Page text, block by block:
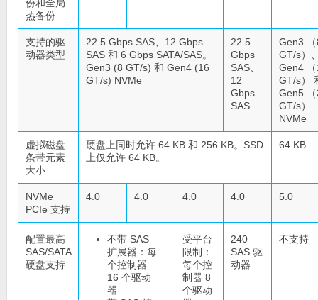
份和全局
热备份
支持的驱
动器类型
22.5 Gbps SAS、12 Gbps
SAS 和 6 Gbps SATA/SAS。
Gen3 (8 GT/s) 和 Gen4 (16
GT/s) NVMe
22.5
Gbps
SAS、
12
Gbps
SAS
Gen3
GT/s）
Gen4
GT/s）
Gen5
GT/s）
NVMe
虚拟磁盘
条带元素
大小
硬盘上同时允许 64 KB 和 256 KB。SSD
上仅允许 64 KB。
64 KB
NVMe
PCIe 支持
4.0 4.0 4.0 4.0 5.0
配置最高
SAS/SATA
硬盘支持
不带 SAS
扩展器：每
个控制器
16 个驱动
器
受平台
限制：
每个控
制器 8
个驱动
240
SAS 驱
动器
不支持